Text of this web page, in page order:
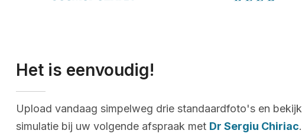
Het is eenvoudig!
Upload vandaag simpelweg drie standaardfoto's en
simulatie bij uw volgende afspraak met Dr Sergiu Chiriac